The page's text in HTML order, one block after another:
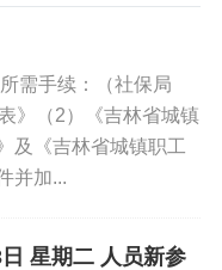
需手续：（社保局
》（2）《吉林省城镇
及《吉林省城镇职工
并加...
星期二 人员新参